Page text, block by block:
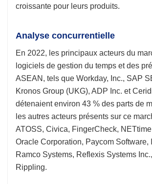
croissante pour leurs produits.
Analyse concurrentielle
En 2022, les principaux acteurs du
logiciels de gestion du temps et des
ASEAN, tels que Workday, Inc., SAP
Kronos Group (UKG), ADP Inc. et
détenaient environ 43 % des parts de
les autres acteurs présents sur ce
ATOSS, Civica, FingerCheck,
Oracle Corporation, Paycom Software,
Ramco Systems, Reflexis Systems
Rippling.